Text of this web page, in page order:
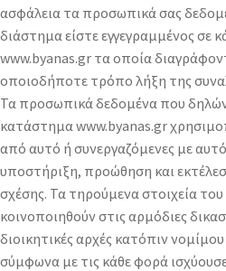
ασφάλεια τα προσωπικά σας
διάστημα είστε εγγεγραμμένος σε
www.byanas.gr τα οποία
οποιοδήποτε τρόπο λήξη της
Τα προσωπικά δεδομένα που
κατάστημα www.byanas.gr
από αυτό ή συνεργαζόμενες με
υποστήριξη, προώθηση και
σχέσης. Τα τηρούμενα στοιχεία
κοινοποιηθούν στις αρμόδιες
διοικητικές αρχές κατόπιν
σύμφωνα με τις κάθε φορά